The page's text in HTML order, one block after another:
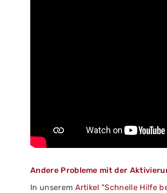
Andere Probleme mit der
In unserem Artikel "Schnelle Hilfe